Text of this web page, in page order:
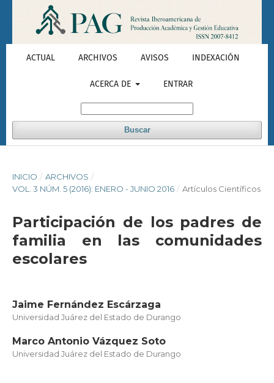
ACTUAL ARCHIVOS AVISOS INDEXACIÓN
ACERCA DE ENTRAR
Buscar
INICIO / ARCHIVOS /
VOL. 3 NÚM. 5 (2016): ENERO - JUNIO 2016 / Artículos Científicos
Participación de los padres de
familia en las comunidades
escolares
Jaime Fernández Escárzaga
Universidad Juárez del Estado de Durango
Marco Antonio Vázquez Soto
Universidad Juárez del Estado de Durango